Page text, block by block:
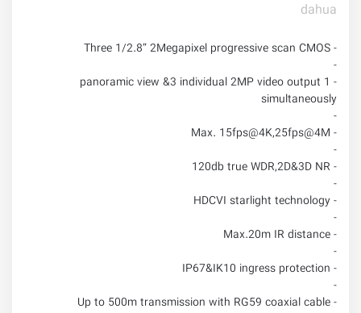
dahua
- Three 1/2.8” 2Megapixel progressive scan CMOS
-
- 1 panoramic view &3 individual 2MP video output
simultaneously
-
- Max. 15fps@4K,25fps@4M
-
- 120db true WDR,2D&3D NR
-
- HDCVI starlight technology
-
- Max.20m IR distance
-
- IP67&IK10 ingress protection
-
- Up to 500m transmission with RG59 coaxial cable